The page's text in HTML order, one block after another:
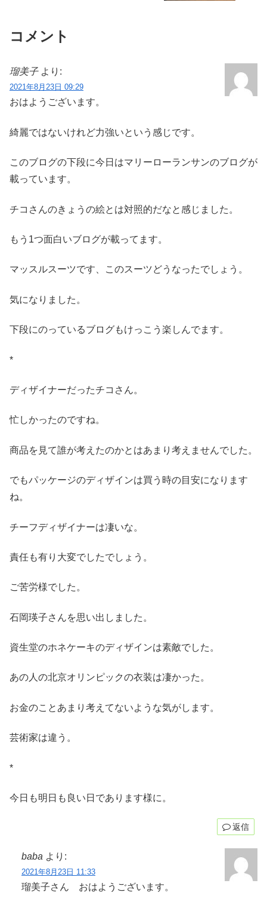
コメント
瑠美子 より:
2021年8月23日 09:29
おはようございます。
綺麗ではないけれど力強いという感じです。
このブログの下段に今日はマリーローランサンのブログが
載っています。
チコさんのきょうの絵とは対照的だなと感じました。
もう1つ面白いブログが載ってます。
マッスルスーツです、このスーツどうなったでしょう。
気になりました。
下段にのっているブログもけっこう楽しんでます。
*
ディザイナーだったチコさん。
忙しかったのですね。
商品を見て誰が考えたのかとはあまり考えませんでした。
でもパッケージのディザインは買う時の目安になります
ね。
チーフディザイナーは凄いな。
責任も有り大変でしたでしょう。
ご苦労様でした。
石岡瑛子さんを思い出しました。
資生堂のホネケーキのディザインは素敵でした。
あの人の北京オリンピックの衣装は凄かった。
お金のことあまり考えてないような気がします。
芸術家は違う。
*
今日も明日も良い日であります様に。
返信
baba より:
2021年8月23日 11:33
瑠美子さん おはようございます。